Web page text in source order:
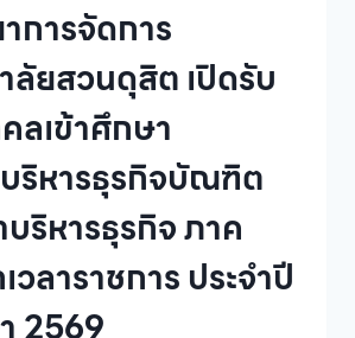
การจัดการ
ลัยสวนดุสิต เปิดรับ
ลเข้าศึกษา
ริหารธุรกิจบัณฑิต
ริหารธุรกิจ ภาค
ลาราชการ ประจำปี
2569